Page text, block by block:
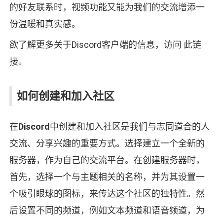
的好友联系时，视频功能又能为我们的交流增添一
份温暖和真实感。
欲了解更多关于Discord客户端的信息，访问 此链
接。
如何创建和加入社区
在Discord中创建和加入社区是我们与志同道合的人
交流、分享兴趣的重要方式。选择建立一个全新的
服务器，作为自己的交流平台。在创建服务器时，
首先，选择一个与主题相关的名称，并为其设置一
个吸引眼球的图标，来传达这个社区的独特性。然
后设置不同的频道，例如文本频道和语音频道，为